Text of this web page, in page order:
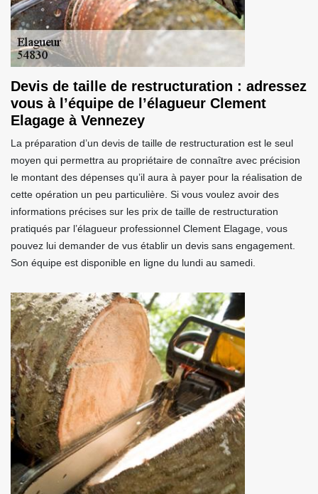
Devis de taille de restructuration : adressez
vous à l’équipe de l’élagueur Clement
Elagage à Vennezey
La préparation d’un devis de taille de restructuration est le seul
moyen qui permettra au propriétaire de connaître avec précision
le montant des dépenses qu’il aura à payer pour la réalisation de
cette opération un peu particulière. Si vous voulez avoir des
informations précises sur les prix de taille de restructuration
pratiqués par l’élagueur professionnel Clement Elagage, vous
pouvez lui demander de vus établir un devis sans engagement.
Son équipe est disponible en ligne du lundi au samedi.